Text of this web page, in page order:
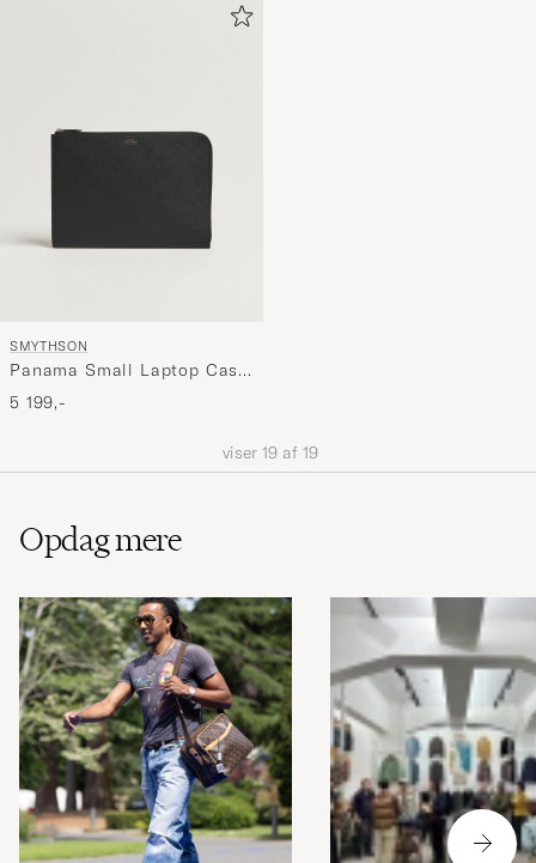
SMYTHSON
Panama Small Laptop Case
Black
5 199,-
viser 19 af 19
Opdag mere